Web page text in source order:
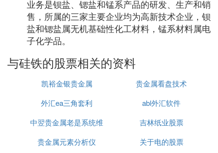
业务是钡盐、锶盐和锰系产品的研发、生产和销
售，所属的三家主要企业均为高新技术企业，钡
盐和锶盐属无机基础性化工材料，锰系材料属电
子化学品。
与硅铁的股票相关的资料
凯裕金银贵金属
贵金属看盘技术
外汇ea三角套利
abl外汇软件
中翌贵金属老是系统维
护
吉林纸业股票
贵金属元素分析仪
关于电的股票